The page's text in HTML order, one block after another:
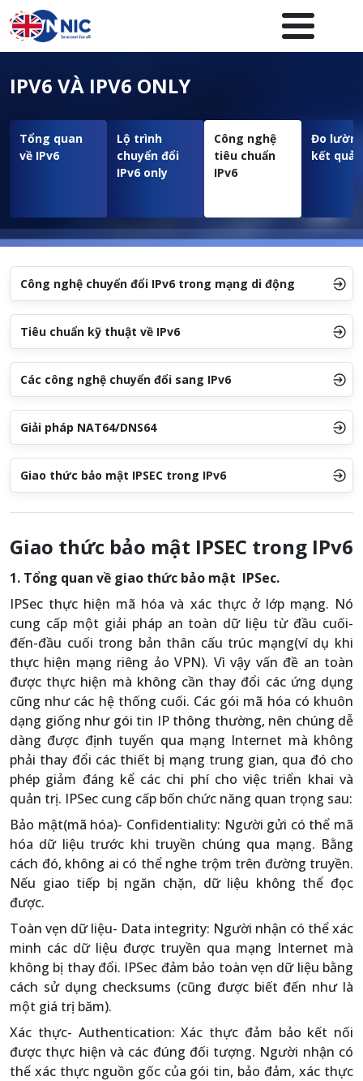
Nhảy đến nội dung
Menuheader của website
IPV6 VÀ IPV6 ONLY
Tổng quan
về IPv6
Lộ trình
chuyển đổi
IPv6 only
Công nghệ
tiêu chuẩn
IPv6
Đo
kết quả
Công nghệ chuyển đổi IPv6 trong mạng di động
Tiêu chuẩn kỹ thuật về IPv6
Các công nghệ chuyển đổi sang IPv6
Giải pháp NAT64/DNS64
Giao thức bảo mật IPSEC trong IPv6
Giao thức bảo mật IPSEC trong IPv6
1. Tổng quan về giao thức bảo mật IPSec.
IPSec thực hiện mã hóa và xác thực ở lớp mạng. Nó
cung cấp một giải pháp an toàn dữ liệu từ đầu cuối-
đến-đầu cuối trong bản thân cấu trúc mạng(ví dụ khi
thực hiện mạng riêng ảo VPN). Vì vậy vấn đề an toàn
được thực hiện mà không cần thay đổi các ứng dụng
cũng như các hệ thống cuối. Các gói mã hóa có khuôn
dạng giống như gói tin IP thông thường, nên chúng dễ
dàng được định tuyến qua mạng Internet mà không
phải thay đổi các thiết bị mạng trung gian, qua đó cho
phép giảm đáng kể các chi phí cho việc triển khai và
quản trị. IPSec cung cấp bốn chức năng quan trọng sau:
Bảo mật(mã hóa)- Confidentiality: Người gửi có thể mã
hóa dữ liệu trước khi truyền chúng qua mạng. Bằng
cách đó, không ai có thể nghe trộm trên đường truyền.
Nếu giao tiếp bị ngăn chặn, dữ liệu không thể đọc
được.
Toàn vẹn dữ liệu- Data integrity: Người nhận có thể xác
minh các dữ liệu được truyền qua mạng Internet mà
không bị thay đổi. IPSec đảm bảo toàn vẹn dữ liệu bằng
cách sử dụng checksums (cũng được biết đến như là
một giá trị băm).
Xác thực- Authentication: Xác thực đảm bảo kết nối
được thực hiện và các đúng đối tượng. Người nhận có
thể xác thực nguồn gốc của gói tin, bảo đảm, xác thực